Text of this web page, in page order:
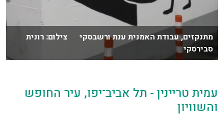
מתנקזים, עבודת האמנית ענת ורשבסקי צילום: רונית
סבירסקי
עמית טריינין - תל אביב־יפו, עיר החופש
והשוויון